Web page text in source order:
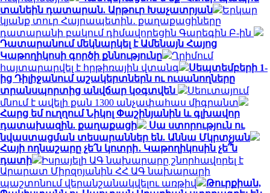
տանեին դատարան. Արթուր Խաչատրյան
Երկար
կյանք տուր Հայրապետին․ քաղաքացիները
դատարանի բակում դիմավորեցին Գարեգին Բ-ին
Դատարանում մեկնարկել է Ամենայն Հայոց
Կաթողիկոսի գործի քննությունը
Ղրիմում
հայտարարվել է հրթիռային վտանգ
Սեպտեմբերի 1-
ից Դիլիջանում աշակերտներն ու ուսանողները
տրանսպորտից անվճար կօգտվեն
Սեուտայում
մնում է ավելի քան 1300 անչափահաս միգրանտ
Հարց եմ ուղղում Նիկոլ Փաշինյանին և գլխավոր
դատախազին. քաղաքացի
Սա ստորություն ու
նվաստացման տեսարաններ են. Աննա Մկրտչյան
Հայի ողնաշարը չե՛ն կոտրի․ Կաթողիկոսին չե՞ն
դատի
Իսրայելի ԱԳ նախարարը շնորհավորել է
Արարատ Միրզոյանին ՀՀ ԱԳ նախարարի
պաշտոնում վերանշանակվելու առթիվ
Թուրքիան,